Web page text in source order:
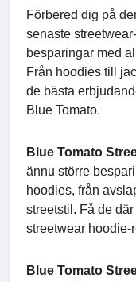
Förbered dig på
senaste
besparingar med
Från hoodies till
de bästa
Blue Tomato.
Blue Tomato
ännu större
hoodies, från
streetstil. Få de
streetwear hoodie-
Blue Tomato